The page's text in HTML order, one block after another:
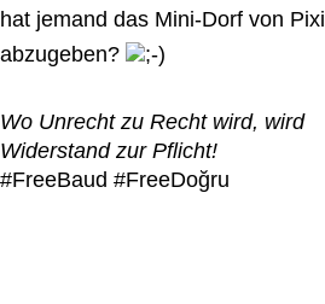
hat jemand das Mini-Dorf von Pixi
abzugeben?
Wo Unrecht zu Recht wird, wird
Widerstand zur Pflicht!
#FreeBaud #FreeDoğru